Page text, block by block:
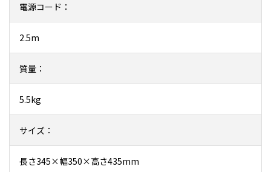
電源コード：
2.5m
質量：
5.5kg
サイズ：
長さ345×幅350×高さ435mm